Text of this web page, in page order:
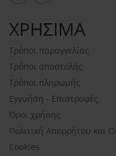
ΧΡΗΣΙΜΑ
Τρόποι παραγγελίας
Τρόποι αποστολής
Τρόποι πληρωμής
Εγγυήση - Επιστροφές
Όροι χρήσης
Πολιτική Απορρήτου και
Cookies